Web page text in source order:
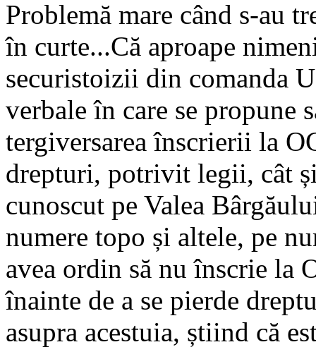
Problemă mare când s-au
în curte...Că aproape
securistoizii din comanda
verbale în care se propune
tergiversarea înscrierii la
drepturi, potrivit legii, cât
cunoscut pe Valea
numere topo și altele, pe
avea ordin să nu înscrie la
înainte de a se pierde
asupra acestuia, știind că